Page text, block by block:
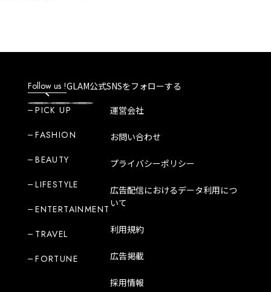
Follow us !GLAM公式SNSをフォローする
PICK UP
FASHION
BEAUTY
LIFESTYLE
ENTERTAINMENT
TRAVEL
FORTUNE
運営会社
お問い合わせ
プライバシーポリシー
広告配信におけるデータ利用につ
いて
利用規約
広告掲載
採用情報